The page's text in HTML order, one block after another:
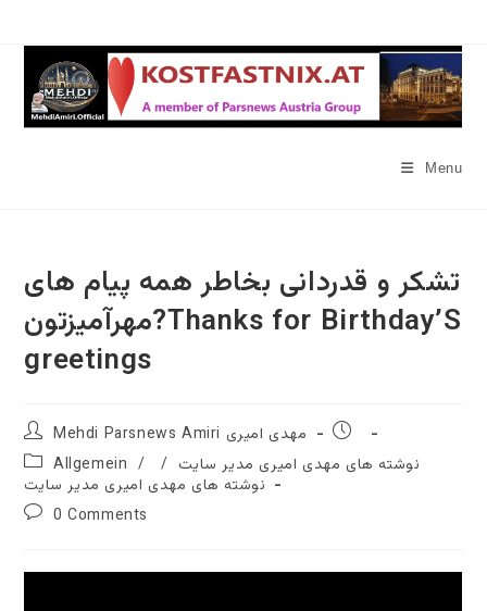
content
Menu
تشکر و قدردانی بخاطر همه پیام های
مهرآمیزتون?Thanks for Birthday’S
greetings
Post
author:
Mehdi Parsnews Amiri مهدی امیری
Post
Post
category:
Allgemein / نوشته های مهدی امیری مدیر سایت /
نوشته های مهدی امیری مدیر سایت
Post0 Comments